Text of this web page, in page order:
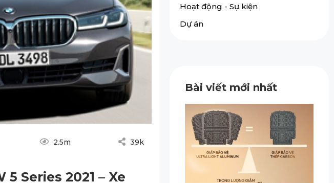
2.5m 39k
Series 2021 – Xe
Hoạt động - Sự kiện
Dự án
Bài viết mới nhất